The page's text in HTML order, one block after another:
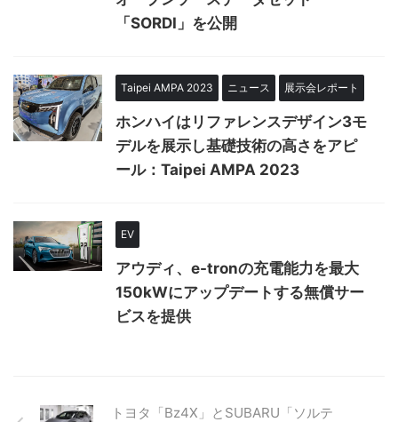
「SORDI」を公開
Taipei AMPA 2023 ニュース 展示会レポート
ホンハイはリファレンスデザイン3モ
デルを展示し基礎技術の高さをアピ
ール：Taipei AMPA 2023
EV
アウディ、e-tronの充電能力を最大
150kWにアップデートする無償サー
ビスを提供
トヨタ「Bz4X」とSUBARU「ソルテ